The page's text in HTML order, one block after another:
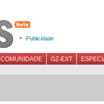
Publicidade
COMUNIDADE GZ-EXT